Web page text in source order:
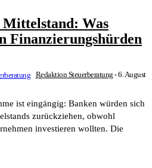
Was
Finanzierungshürden
Redaktion Steuerberatung -6. August
ist eingängig: Banken würden sich
zurückziehen, obwohl
investieren wollten. Die